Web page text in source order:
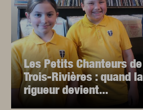
Les Petits Chanteurs de
Trois-Rivières : quand la
rigueur devient...